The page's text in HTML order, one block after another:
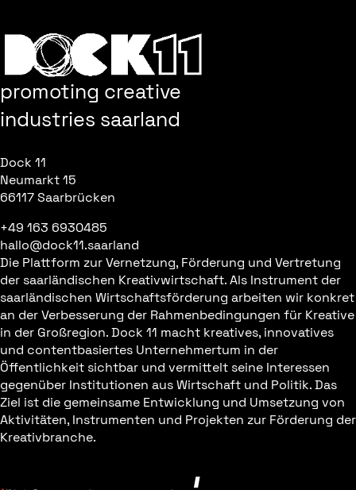
promoting creative
industries saarland
Dock 11
Neumarkt 15
66117 Saarbrücken
+49 163 6930485
hallo@dock11.saarland
Die Plattform zur Vernetzung, Förderung und Vertretung
der saarländischen Kreativwirtschaft. Als Instrument der
saarländischen Wirtschaftsförderung arbeiten wir konkret
an der Verbesserung der Rahmenbedingungen für Kreative
in der Großregion. Dock 11 macht kreatives, innovatives
und contentbasiertes Unternehmertum in der
Öffentlichkeit sichtbar und vermittelt seine Interessen
gegenüber Institutionen aus Wirtschaft und Politik. Das
Ziel ist die gemeinsame Entwicklung und Umsetzung von
Aktivitäten, Instrumenten und Projekten zur Förderung der
Kreativbranche.